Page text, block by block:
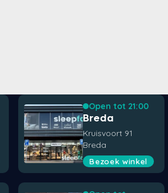
Open tot 21:00
Breda
Kruisvoort 91
Breda
Bezoek winkel